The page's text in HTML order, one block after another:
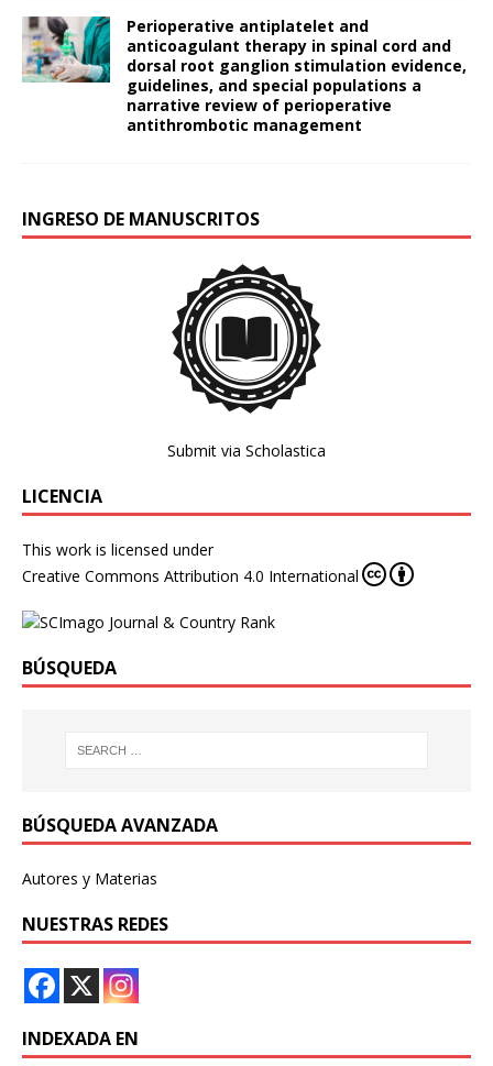
Perioperative antiplatelet and
anticoagulant therapy in spinal cord and
dorsal root ganglion stimulation evidence,
guidelines, and special populations a
narrative review of perioperative
antithrombotic management
INGRESO DE MANUSCRITOS
Submit via Scholastica
LICENCIA
This work is licensed under
Creative Commons Attribution 4.0 International
BÚSQUEDA
BÚSQUEDA AVANZADA
Autores y Materias
NUESTRAS REDES
INDEXADA EN